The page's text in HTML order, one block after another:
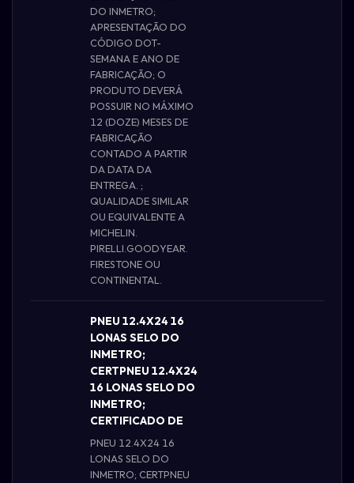
DO INMETRO;
APRESENTAÇÃO DO
CÓDIGO DOT-
SEMANA E ANO DE
FABRICAÇÃO; O
PRODUTO DEVERÁ
POSSUIR NO MÁXIMO
12 (DOZE) MESES DE
FABRICAÇÃO
CONTADO A PARTIR
DA DATA DA
ENTREGA. ;
QUALIDADE SIMILAR
OU EQUIVALENTE A
MICHELIN.
PIRELLI.GOODYEAR.
FIRESTONE OU
CONTINENTAL.
PNEU 12.4X24 16
LONAS SELO DO
INMETRO;
CERTPNEU 12.4X24
16 LONAS SELO DO
INMETRO;
CERTIFICADO DE
PNEU 12.4X24 16
LONAS SELO DO
INMETRO; CERTPNEU